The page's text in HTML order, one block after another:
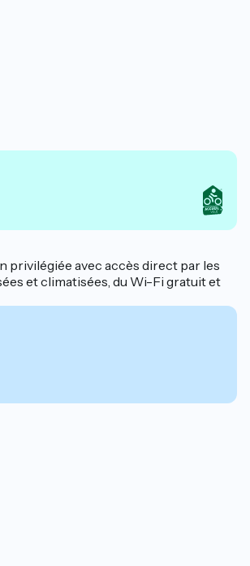
privilégiée avec accès direct par les
et climatisées, du Wi-Fi gratuit et